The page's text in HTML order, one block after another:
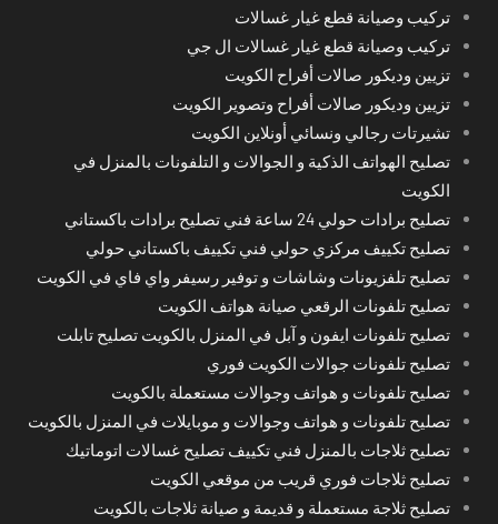
تركيب وصيانة قطع غيار غسالات
تركيب وصيانة قطع غيار غسالات ال جي
تزيين وديكور صالات أفراح الكويت
تزيين وديكور صالات أفراح وتصوير الكويت
تشيرتات رجالي ونسائي أونلاين الكويت
تصليح الهواتف الذكية و الجوالات و التلفونات بالمنزل في
الكويت
تصليح برادات حولي 24 ساعة فني تصليح برادات باكستاني
تصليح تكييف مركزي حولي فني تكييف باكستاني حولي
تصليح تلفزيونات وشاشات و توفير رسيفر واي فاي في الكويت
تصليح تلفونات الرقعي صيانة هواتف الكويت
تصليح تلفونات ايفون و آبل في المنزل بالكويت تصليح تابلت
تصليح تلفونات جوالات الكويت فوري
تصليح تلفونات و هواتف وجوالات مستعملة بالكويت
تصليح تلفونات و هواتف وجوالات و موبايلات في المنزل بالكويت
تصليح ثلاجات بالمنزل فني تكييف تصليح غسالات اتوماتيك
تصليح ثلاجات فوري قريب من موقعي الكويت
تصليح ثلاجة مستعملة و قديمة و صيانة ثلاجات بالكويت